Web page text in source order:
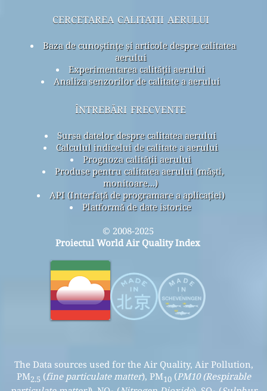
cercetarea calitatii aerului
Baza de cunoștințe și articole despre calitatea
aerului
Experimentarea calității aerului
Analiza senzorilor de calitate a aerului
întrebări frecvente
Sursa datelor despre calitatea aerului
Calculul indicelui de calitate a aerului
Prognoza calității aerului
Produse pentru calitatea aerului (măști,
monitoare...)
API (Interfață de programare a aplicației)
Platformă de date istorice
© 2008-2025
Proiectul World Air Quality Index
The Data sources used for the Air Quality, Air Pollution,
PM2.5 (fine particulate matter), PM10(PM10 (Respirable